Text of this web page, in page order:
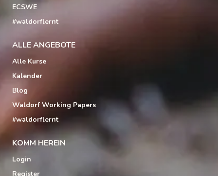
ECSWE
#waldorflernt
ALLE ANGEBOTE
Alle Kurse
Kalender
Blog
Waldorf Working Papers
#waldorflernt
KOMM HEREIN
Login
Register